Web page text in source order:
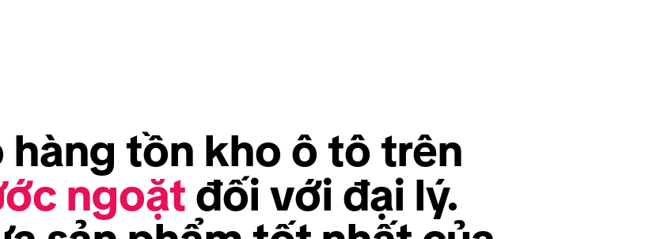
hàng tồn kho ô tô trên
ngoặt đối với đại lý.